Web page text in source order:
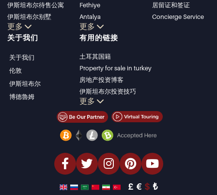
伊斯坦布尔待售公寓
伊斯坦布尔别墅
博德鲁姆别墅
安塔利亚待售公寓
更多
Fethiye
Antalya
Kalkan
Alanya
Kemer
Dalyan
Izmir
Belek
更多
居留证和签证
Concierge Service
关于我们
关于我们
伦敦
伊斯坦布尔
博德魯姆
有用的链接
土耳其国籍
Property for sale in turkey
房地产投资博客
伊斯坦布尔投资技巧
土耳其房产投资
伊斯坦布尔投资型房产
经济型房产
豪华房产
投资型房产
设计与建造
更多
£ € $ ₺